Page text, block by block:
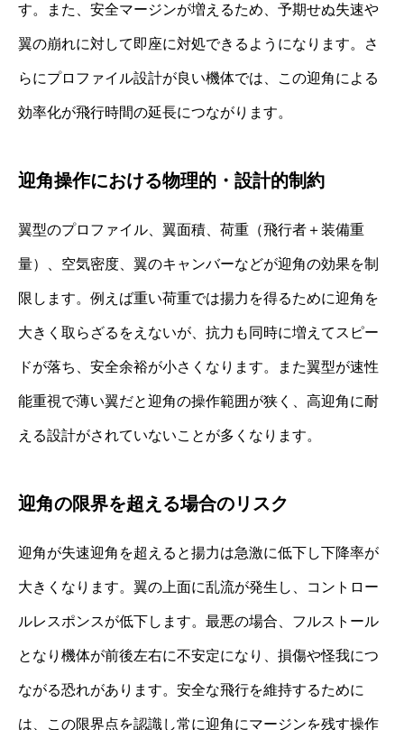
す。また、安全マージンが増えるため、予期せぬ失速や
翼の崩れに対して即座に対処できるようになります。さ
らにプロファイル設計が良い機体では、この迎角による
効率化が飛行時間の延長につながります。
迎角操作における物理的・設計的制約
翼型のプロファイル、翼面積、荷重（飛行者＋装備重
量）、空気密度、翼のキャンバーなどが迎角の効果を制
限します。例えば重い荷重では揚力を得るために迎角を
大きく取らざるをえないが、抗力も同時に増えてスピー
ドが落ち、安全余裕が小さくなります。また翼型が速性
能重視で薄い翼だと迎角の操作範囲が狭く、高迎角に耐
える設計がされていないことが多くなります。
迎角の限界を超える場合のリスク
迎角が失速迎角を超えると揚力は急激に低下し下降率が
大きくなります。翼の上面に乱流が発生し、コントロー
ルレスポンスが低下します。最悪の場合、フルストール
となり機体が前後左右に不安定になり、損傷や怪我につ
ながる恐れがあります。安全な飛行を維持するために
は、この限界点を認識し常に迎角にマージンを残す操作